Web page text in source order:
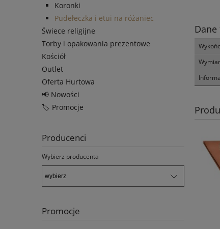
Koronki
Pudełeczka i etui na różaniec
Świece religijne
Torby i opakowania prezentowe
Kościół
Outlet
Oferta Hurtowa
📢 Nowości
🏷️ Promocje
Producenci
Wybierz producenta
Promocje
Dane